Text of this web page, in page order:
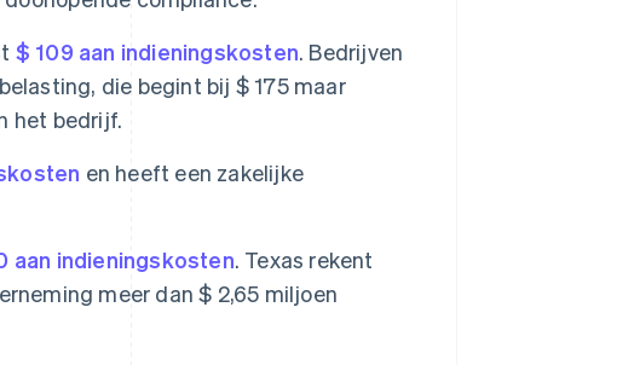
$ 109 aan indieningskosten. Bedrijven
die begint bij $ 175 maar
het bedrijf.
en heeft een zakelijke
aan indieningskosten. Texas rekent
meer dan $ 2,65 miljoen